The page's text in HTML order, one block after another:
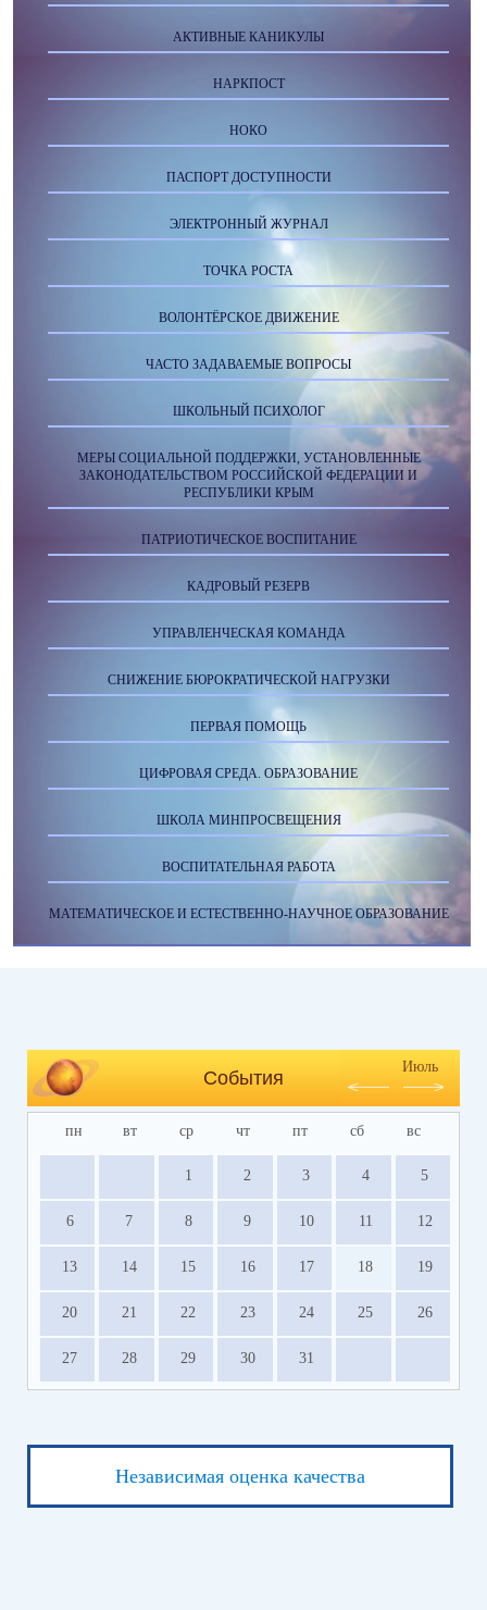
АКТИВНЫЕ КАНИКУЛЫ
НАРКПОСТ
НОКО
ПАСПОРТ ДОСТУПНОСТИ
ЭЛЕКТРОННЫЙ ЖУРНАЛ
ТОЧКА РОСТА
ВОЛОНТЁРСКОЕ ДВИЖЕНИЕ
ЧАСТО ЗАДАВАЕМЫЕ ВОПРОСЫ
ШКОЛЬНЫЙ ПСИХОЛОГ
МЕРЫ СОЦИАЛЬНОЙ ПОДДЕРЖКИ, УСТАНОВЛЕННЫЕ
ЗАКОНОДАТЕЛЬСТВОМ РОССИЙСКОЙ ФЕДЕРАЦИИ И
РЕСПУБЛИКИ КРЫМ
ПАТРИОТИЧЕСКОЕ ВОСПИТАНИЕ
КАДРОВЫЙ РЕЗЕРВ
УПРАВЛЕНЧЕСКАЯ КОМАНДА
СНИЖЕНИЕ БЮРОКРАТИЧЕСКОЙ НАГРУЗКИ
ПЕРВАЯ ПОМОЩЬ
ЦИФРОВАЯ СРЕДА. ОБРАЗОВАНИЕ
ШКОЛА МИНПРОСВЕЩЕНИЯ
ВОСПИТАТЕЛЬНАЯ РАБОТА
МАТЕМАТИЧЕСКОЕ И ЕСТЕСТВЕННО-НАУЧНОЕ ОБРАЗОВАНИЕ
События
Июль
пн вт ср чт пт сб вс
1 2 3 4 5
6 7 8 9 10 11 12
13 14 15 16 17 18 19
20 21 22 23 24 25 26
27 28 29 30 31
Независимая оценка качества